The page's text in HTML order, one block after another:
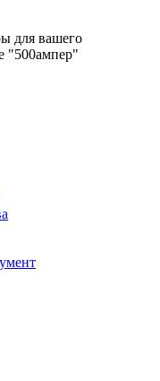
для вашего
"500ампер"